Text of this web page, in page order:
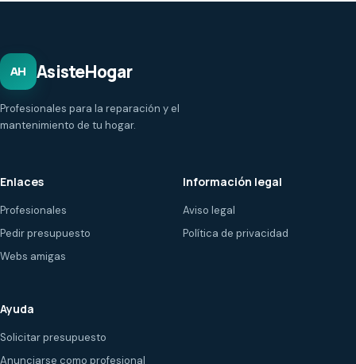
AH AsisteHogar
Profesionales para la reparación y el
mantenimiento de tu hogar.
Enlaces
Profesionales
Pedir presupuesto
Webs amigas
Información legal
Aviso legal
Política de privacidad
Ayuda
Solicitar presupuesto
Anunciarse como profesional